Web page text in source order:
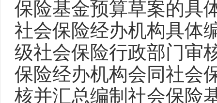
保险基金预算草案的具
社会保险经办机构具体
级社会保险行政部门审
保险经办机构会同社会
核并汇总编制社会保险